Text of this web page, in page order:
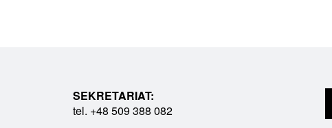
SEKRETARIAT:
tel. +48 509 388 082